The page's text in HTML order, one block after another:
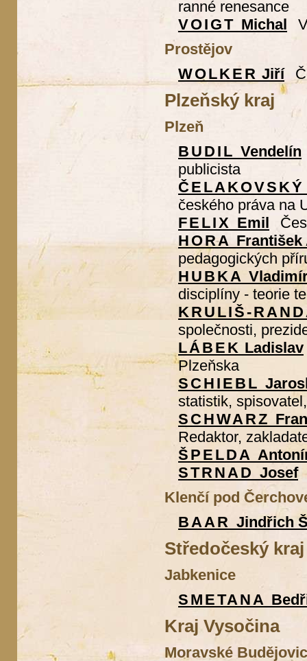
ranné renesance
VOIGT Michal
Prostějov
WOLKER Jiří
Plzeňský kraj
Plzeň
BUDIL Vendelín
publicista
ČELAKOVSKÝ
českého práva na
FELIX Emil
HORA František
pedagogických
HUBKA
disciplíny - teorie
KRULIŠ-
společnosti,
LÁBEK Ladislav
Plzeňska
SCHIEBL
statistik,
SCHWARZ
Redaktor,
ŠPELDA
STRNAD Josef
Klenčí pod
BAAR Jindřich
Středočeský kraj
Jabkenice
SMETANA
Kraj Vysočina
Moravské